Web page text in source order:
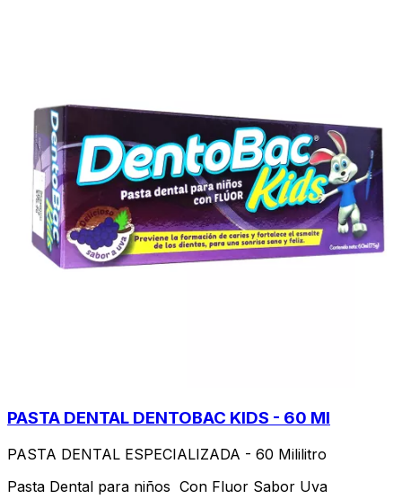
PASTA DENTAL DENTOBAC KIDS - 60 Ml
PASTA DENTAL ESPECIALIZADA - 60 Mililitro
Pasta Dental para niños Con Fluor Sabor Uva